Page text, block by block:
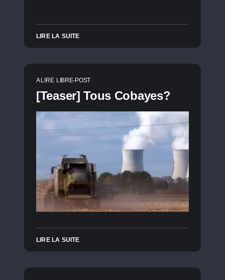
LIRE LA SUITE
A LIRE LIBRE-POST
[Teaser] Tous Cobayes?
LIRE LA SUITE